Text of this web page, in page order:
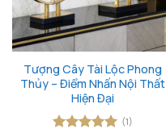
Tượng Cây Tài Lộc Phong
Thủy – Điểm Nhấn Nội Thất
Hiện Đại
(1)